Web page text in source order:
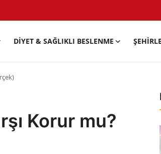
DIYET & SAĞLIKLI BESLENME
Korur mu?